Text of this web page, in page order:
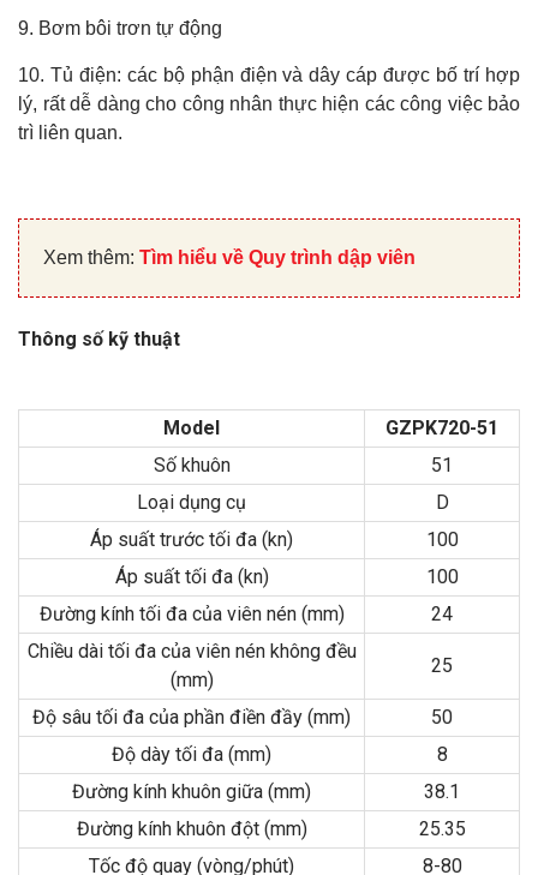
9. Bơm bôi trơn tự động
10. Tủ điện: các bộ phận điện và dây cáp được bố trí hợp
lý, rất dễ dàng cho công nhân thực hiện các công việc bảo
trì liên quan.
Xem thêm: Tìm hiểu về Quy trình dập viên
Thông số kỹ thuật
Model
GZPK720-51
Số khuôn
51
Loại dụng cụ
D
Áp suất trước tối đa (kn)
100
Áp suất tối đa (kn)
100
Đường kính tối đa của viên nén (mm)
24
Chiều dài tối đa của viên nén không đều
(mm)
25
Độ sâu tối đa của phần điền đầy (mm)
50
Độ dày tối đa (mm)
8
Đường kính khuôn giữa (mm)
38.1
Đường kính khuôn đột (mm)
25.35
Tốc độ quay (vòng/phút)
8-80